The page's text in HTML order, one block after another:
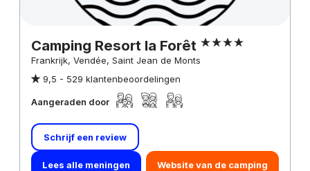
Camping Resort la Forêt
Frankrijk, Vendée, Saint Jean de Monts
9,5 - 529 klantenbeoordelingen
Aangeraden door
Schrijf een review
Lees alle meningen Website van de camping